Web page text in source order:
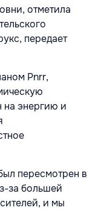
отметила
передает
Pnrr,
на энергию и
пересмотрен в
за большей
и мы